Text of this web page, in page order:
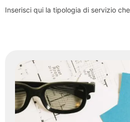
Inserisci qui la tipologia di servizio